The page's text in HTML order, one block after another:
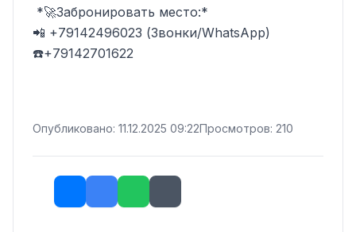
📲 +79142496023 (Звонки/WhatsApp)
☎️+79142701622
Опубликовано: 11.12.2025 09:22Просмотров: 210